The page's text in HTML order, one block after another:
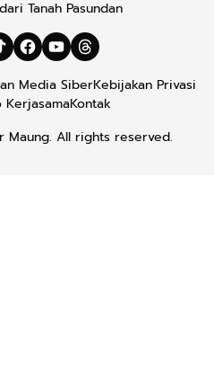
Tanah Pasundan
Media SiberKebijakan Privasi
KerjasamaKontak
Maung. All rights reserved.